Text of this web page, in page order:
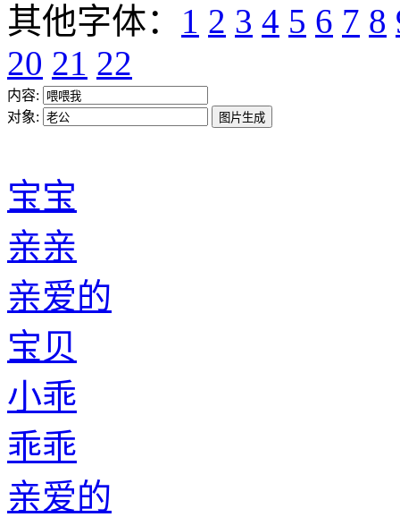
其他字体： 1 2 3 4 5 6 7 8
20 21 22
内容:
对象:
宝宝
亲亲
亲爱的
宝贝
小乖
乖乖
亲爱的